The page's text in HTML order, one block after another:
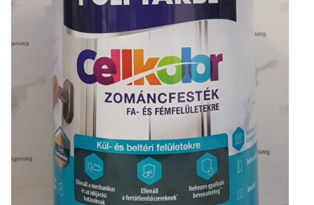
van.
A
változatok
a
termékoldalon
választhatók
ki